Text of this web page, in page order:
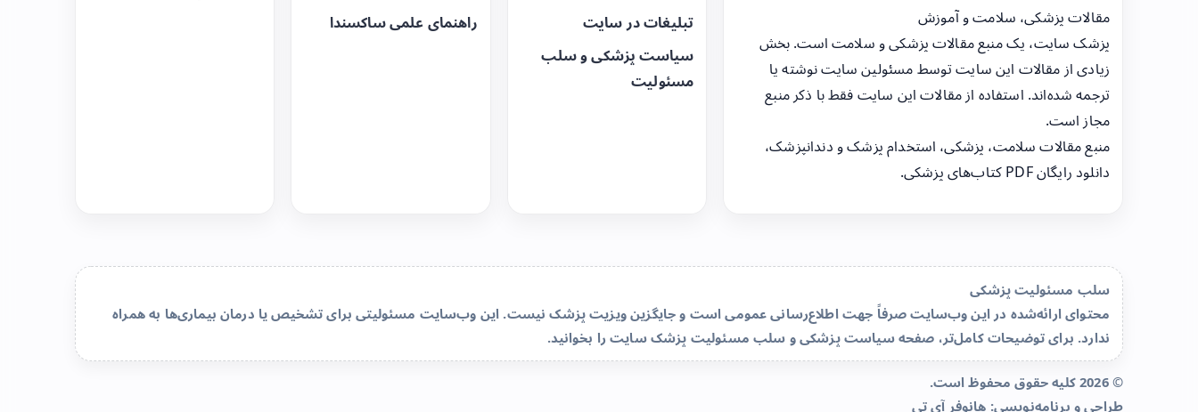
مقالات پزشکی، سلامت و آموزش
پزشک سایت، یک منبع مقالات پزشکی و سلامت است. بخش
زیادی از مقالات این سایت توسط مسئولین سایت نوشته یا
ترجمه شده‌اند. استفاده از مقالات این سایت فقط با ذکر منبع
مجاز است.
منبع مقالات سلامت، پزشکی، استخدام پزشک و دندانپزشک،
دانلود رایگان PDF کتاب‌های پزشکی.
تبلیغات در سایت
سیاست پزشکی و سلب
مسئولیت
راهنمای علمی ساکسندا
سلب مسئولیت پزشکی
محتوای ارائه‌شده در این وب‌سایت صرفاً جهت اطلاع‌رسانی عمومی است و جایگزین ویزیت پزشک نیست. این وب‌سایت مسئولیتی برای تشخیص یا درمان بیماری‌ها به همراه
ندارد. برای توضیحات کامل‌تر، صفحهسیاست پزشکی و سلب مسئولیت پزشک سایترا بخوانید.
© 2026 کلیه حقوق محفوظ است.
طراحی و برنامه‌نویسی: هانوفر آی تی